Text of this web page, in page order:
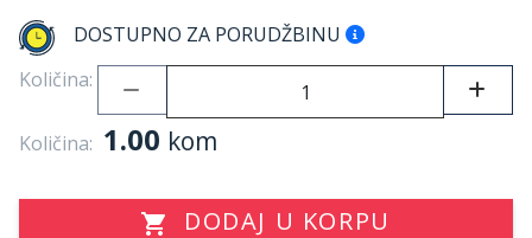
DOSTUPNO ZA PORUDŽBINU
Količina:
Količina: 1.00 kom
DODAJ U KORPU